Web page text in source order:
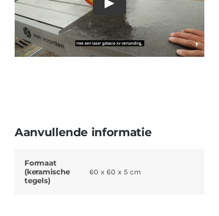
Aanvullende informatie
Formaat
(keramische
tegels)
60 x 60 x 5 cm